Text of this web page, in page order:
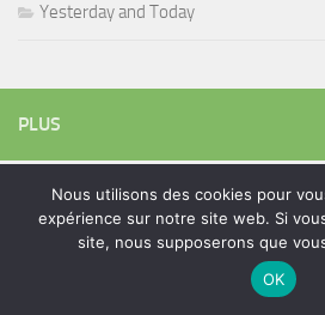
Yesterday and Today
PLUS
Rechercher :
Nous utilisons des cookies pour
expérience sur notre site web. Si
site, nous supposerons que
OK